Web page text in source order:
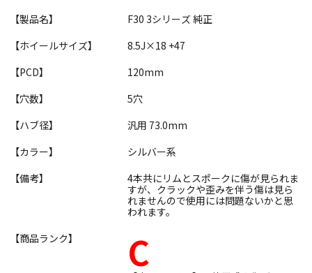
【製品名】
F30 3シリーズ 純正
【ホイールサイズ】
8.5J×18 +47
【PCD】
120mm
【穴数】
5穴
【ハブ径】
汎用 73.0mm
【カラー】
シルバー系
【備考】
4本共にリムとスポークに傷が見られま
すが、クラックや歪みを伴う傷は見ら
れませんので使用には問題ないかと思
われます。
【商品ランク】
C